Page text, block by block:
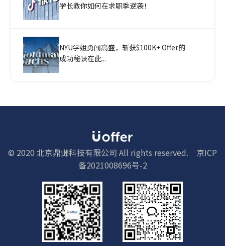
学长教你如何在求职季逆袭！
NYU学姐勇闯高盛，斩获$100K+ Offer的
成功秘诀在此...
© 2020 北京鼎邺科技有限公司 All rights reserved.
京ICP
备2021008696号-2